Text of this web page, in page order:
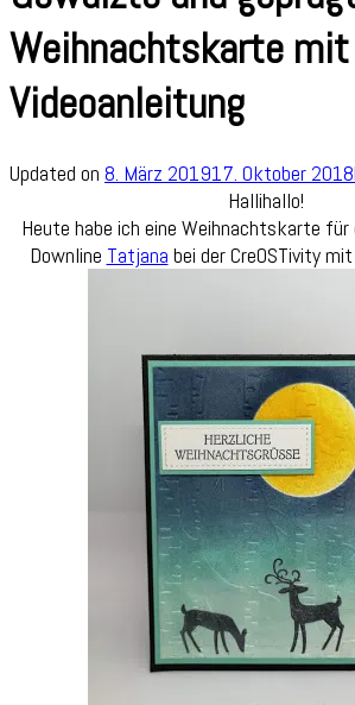
Weihnachtskarte mit
Videoanleitung
Updated on 8. März 201917. Oktober 2018
Hallihallo!
Heute habe ich eine Weihnachtskarte für
Downline Tatjana bei der CreOSTivity